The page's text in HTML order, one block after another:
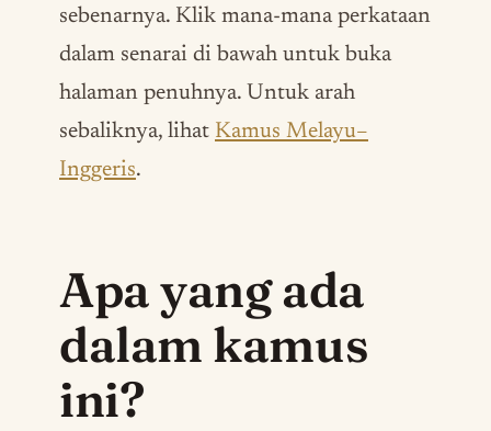
sebenarnya. Klik mana-mana perkataan
dalam senarai di bawah untuk buka
halaman penuhnya. Untuk arah
sebaliknya, lihat Kamus Melayu–
Inggeris.
Apa yang ada
dalam kamus
ini?